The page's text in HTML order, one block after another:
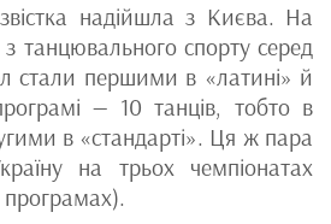
надійшла з Києва. На
з танцювального спорту серед
стали першими в «латині» й
— 10 танців, тобто в
в «стандарті». Ця ж пара
на трьох чемпіонатах
програмах).